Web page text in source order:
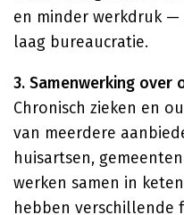
en minder werkdruk
laag bureaucratie.
3. Samenwerking over
Chronisch zieken en
van meerdere
huisartsen,
werken samen in
hebben verschillende